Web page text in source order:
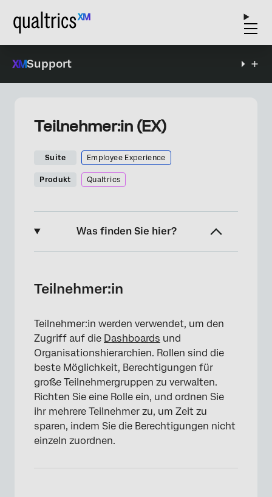
Support
Teilnehmer:in (EX)
Suite Employee Experience
Produkt Qualtrics
Was finden Sie hier?
Dashboardtypen mit Rollen
Rollen Berechtigungen
&amp hinzufügen; Teilnehmer entfernen
Delegierte zu Rollen hinzufügen
Automatische Rollenzuordnung
Rolle suchen
Teilnehmer:in
Teilnehmer:in werden verwendet, um den
Zugriff auf die Dashboards und
Organisationshierarchien. Rollen sind die
beste Möglichkeit, Berechtigungen für
große Teilnehmergruppen zu verwalten.
Richten Sie eine Rolle ein, und ordnen Sie
ihr mehrere Teilnehmer zu, um Zeit zu
sparen, indem Sie die Berechtigungen nicht
einzeln zuordnen.